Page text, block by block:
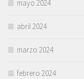
mayo 2024
abril 2024
marzo 2024
febrero 2024